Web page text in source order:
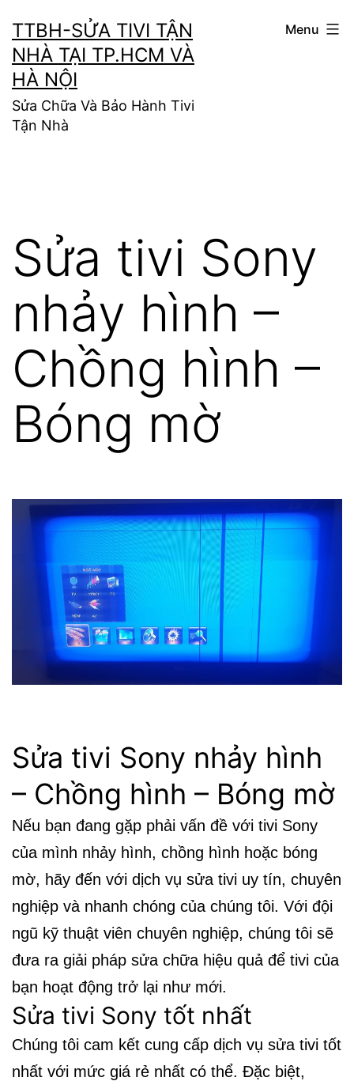
to
content
TTBH-SỬA TIVI TẬN
NHÀ TẠI TP.HCM VÀ
HÀ NỘI
Sửa Chữa Và Bảo Hành Tivi
Tận Nhà
Menu
Sửa tivi Sony
nhảy hình –
Chồng hình –
Bóng mờ
Sửa tivi Sony nhảy hình
– Chồng hình – Bóng mờ
Nếu bạn đang gặp phải vấn đề với tivi Sony
của mình nhảy hình, chồng hình hoặc bóng
mờ, hãy đến với dịch vụ sửa tivi uy tín, chuyên
nghiệp và nhanh chóng của chúng tôi. Với đội
ngũ kỹ thuật viên chuyên nghiệp, chúng tôi sẽ
đưa ra giải pháp sửa chữa hiệu quả để tivi của
bạn hoạt động trở lại như mới.
Sửa tivi Sony tốt nhất
Chúng tôi cam kết cung cấp dịch vụ sửa tivi tốt
nhất với mức giá rẻ nhất có thể. Đặc biệt,